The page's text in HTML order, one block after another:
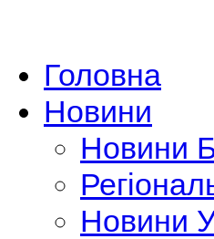
Головна
Новини
Новини
Новини